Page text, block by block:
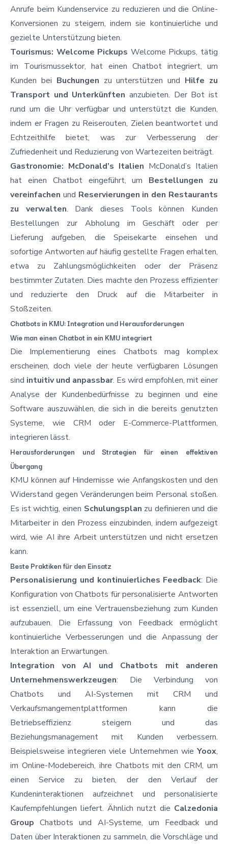
Anrufe beim Kundenservice zu reduzieren und die Online-
Konversionen zu steigern, indem sie kontinuierliche und
gezielte Unterstützung bieten.
Tourismus: Welcome Pickups Welcome Pickups, tätig
im Tourismussektor, hat einen Chatbot integriert, um
Kunden bei Buchungen zu unterstützen und Hilfe zu
Transport und Unterkünften anzubieten. Der Bot ist
rund um die Uhr verfügbar und unterstützt die Kunden,
indem er Fragen zu Reiserouten, Zielen beantwortet und
Echtzeithilfe bietet, was zur Verbesserung der
Zufriedenheit und Reduzierung von Wartezeiten beiträgt.
Gastronomie: McDonald’s Italien McDonald’s Italien
hat einen Chatbot eingeführt, um Bestellungen zu
vereinfachen und Reservierungen in den Restaurants
zu verwalten. Dank dieses Tools können Kunden
Bestellungen zur Abholung im Geschäft oder per
Lieferung aufgeben, die Speisekarte einsehen und
sofortige Antworten auf häufig gestellte Fragen erhalten,
etwa zu Zahlungsmöglichkeiten oder der Präsenz
bestimmter Zutaten. Dies machte den Prozess effizienter
und reduzierte den Druck auf die Mitarbeiter in
Stoßzeiten.
Chatbots in KMU: Integration und Herausforderungen
Wie man einen Chatbot in ein KMU integriert
Die Implementierung eines Chatbots mag komplex
erscheinen, doch viele der heute verfügbaren Lösungen
sind intuitiv und anpassbar. Es wird empfohlen, mit einer
Analyse der Kundenbedürfnisse zu beginnen und eine
Software auszuwählen, die sich in die bereits genutzten
Systeme, wie CRM oder E-Commerce-Plattformen,
integrieren lässt.
Herausforderungen und Strategien für einen effektiven
Übergang
KMU können auf Hindernisse wie Anfangskosten und den
Widerstand gegen Veränderungen beim Personal stoßen.
Es ist wichtig, einen Schulungsplan zu definieren und die
Mitarbeiter in den Prozess einzubinden, indem aufgezeigt
wird, wie AI ihre Arbeit unterstützen und nicht ersetzen
kann.
Beste Praktiken für den Einsatz
Personalisierung und kontinuierliches Feedback: Die
Konfiguration von Chatbots für personalisierte Antworten
ist essenziell, um eine Vertrauensbeziehung zum Kunden
aufzubauen. Die Erfassung von Feedback ermöglicht
kontinuierliche Verbesserungen und die Anpassung der
Interaktion an Erwartungen.
Integration von AI und Chatbots mit anderen
Unternehmenswerkzeugen: Die Verbindung von
Chatbots und AI-Systemen mit CRM und
Verkaufsmangementplattformen kann die
Betriebseffizienz steigern und das
Beziehungsmanagement mit Kunden verbessern.
Beispielsweise integrieren viele Unternehmen wie Yoox,
im Online-Modebereich, ihre Chatbots mit den CRM, um
einen Service zu bieten, der den Verlauf der
Kundeninteraktionen aufzeichnet und personalisierte
Kaufempfehlungen liefert. Ähnlich nutzt die Calzedonia
Group Chatbots und AI-Systeme, um Feedback und
Daten über Interaktionen zu sammeln, die Vorschläge und